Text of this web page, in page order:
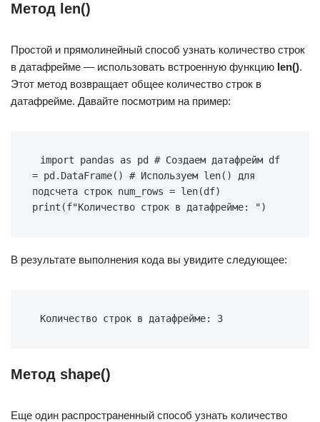
Метод len()
Простой и прямолинейный способ узнать количество строк
в датафрейме — использовать встроенную функцию len().
Этот метод возвращает общее количество строк в
датафрейме. Давайте посмотрим на пример:
import pandas as pd # Создаем датафрейм df
= pd.DataFrame() # Используем len() для
подсчета строк num_rows = len(df)
print(f"Количество строк в датафрейме: ")
В результате выполнения кода вы увидите следующее:
Количество строк в датафрейме: 3
Метод shape()
Еще один распространенный способ узнать количество